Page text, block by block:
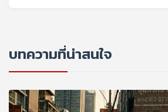
บทความที่น่าสนใจ